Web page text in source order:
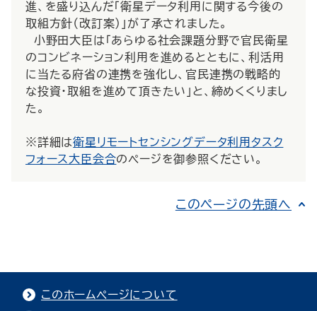
進、を盛り込んだ「衛星データ利用に関する今後の
取組方針（改訂案）」が了承されました。
小野田大臣は「あらゆる社会課題分野で官民衛星
のコンビネーション利用を進めるとともに、利活用
に当たる府省の連携を強化し、官民連携の戦略的
な投資・取組を進めて頂きたい」と、締めくくりまし
た。
※詳細は衛星リモートセンシングデータ利用タスク
フォース大臣会合のページを御参照ください。
このページの先頭へ
このホームページについて